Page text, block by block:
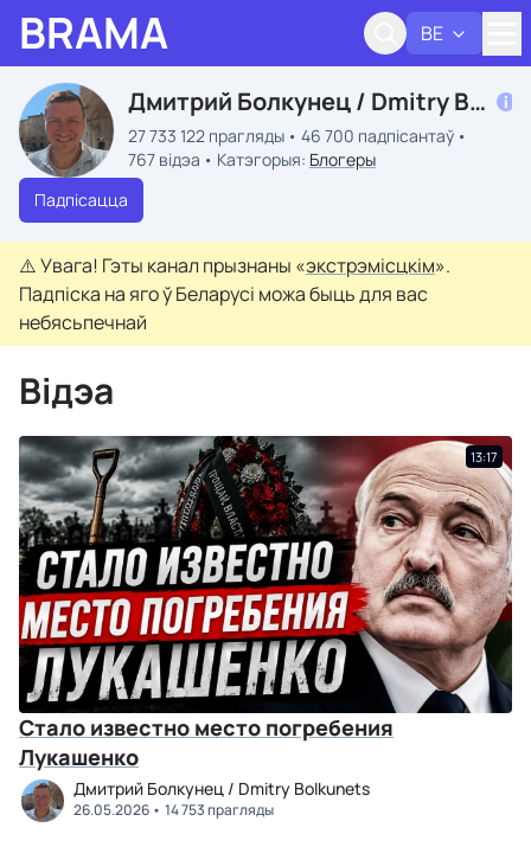
BRAMA BE
Дмитрий Болкунец / Dmitry Bolkunets
27 733 122 прагляды
46 700 падпісантаў
767 відэа
Катэгорыя: Блогеры
Падпісацца
⚠️Увага! Гэты канал прызнаны «экстрэмісцкім».
Падпіска на яго ў Беларусі можа быць для вас
небясьпечнай
Відэа
13:17
Стало известно место погребения
Лукашенко
Дмитрий Болкунец / Dmitry Bolkunets
26.05.2026 14 753 прагляды